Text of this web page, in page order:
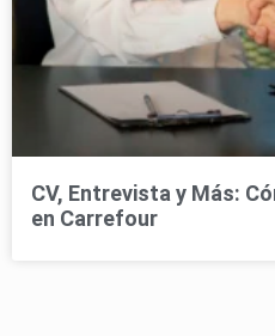
CV, Entrevista y Más:
en Carrefour